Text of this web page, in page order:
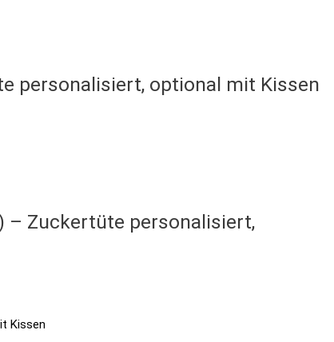
personalisiert, optional mit Kissen
– Zuckertüte personalisiert,